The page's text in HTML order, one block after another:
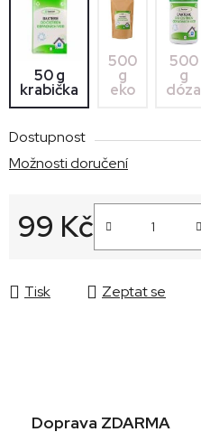
50 g
krabička
500
g
eko
500
g
dóza
Dostupnost
Možnosti doručení
99 Kč
Měrná cena:
Tisk Zeptat se
Doprava ZDARMA